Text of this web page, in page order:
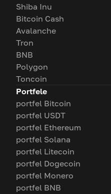
Shiba Inu
Bitcoin Cash
Avalanche
Tron
BNB
Polygon
Toncoin
Portfele
portfel Bitcoin
portfel USDT
portfel Ethereum
portfel Solana
portfel Litecoin
portfel Dogecoin
portfel Monero
portfel BNB